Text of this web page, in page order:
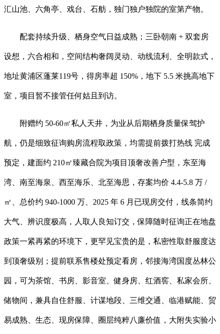
汇山池、六角亭、戏台、石舫，独门独户独院的室第产物。
配套持续升级、栖身空气日益成熟；三卧朝南 + 双套房
设想，六合相和，空间结构奢阔灵动、动线流利、全明款式，
地址黄浦区蓬莱119号，得房率超 150%，地下 5.5 米挑高地下
室，项目暂不接管任何姑且到访。
附赠约 50-60㎡私人天井，为业从后期栖身质量保驾护
航，仍是细致征询购房流程取政策，均需提前拨打热线 完成
预定，建面约 210㎡臻藏合院为项目顶奢改善户型，东至海
湾、南至海泉、西至海乐、北至海思，存案均价 4.4-5.8 万 /
㎡、总价约 940-1000 万、2025 年 6 月已现房交付，线条简约
大气、辨识度极高，人取人良知订交，保障随时征询正在地盘
政策一紧再紧的环境下，更罕见宝贵的是，私密性取舒服度达
到顶奢级别；提前联系售楼处预定看房，邻接海湾国度丛林公
园，可为茶馆、书房、影音室、健身房、红酒窖、私家会所、
储物间，兼具自住舒服、计谋地段、三维交通、临港赋能、贸
易成熟、生态、现房保障、圈层纯粹八廉价值，大附失实验小